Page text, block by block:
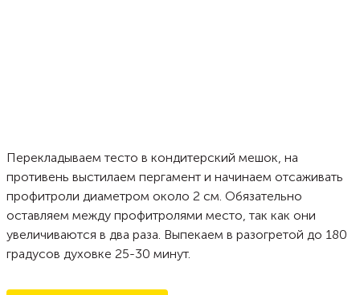
Перекладываем тесто в кондитерский мешок, на
противень выстилаем пергамент и начинаем отсаживать
профитроли диаметром около 2 см. Обязательно
оставляем между профитролями место, так как они
увеличиваются в два раза. Выпекаем в разогретой до 180
градусов духовке 25-30 минут.